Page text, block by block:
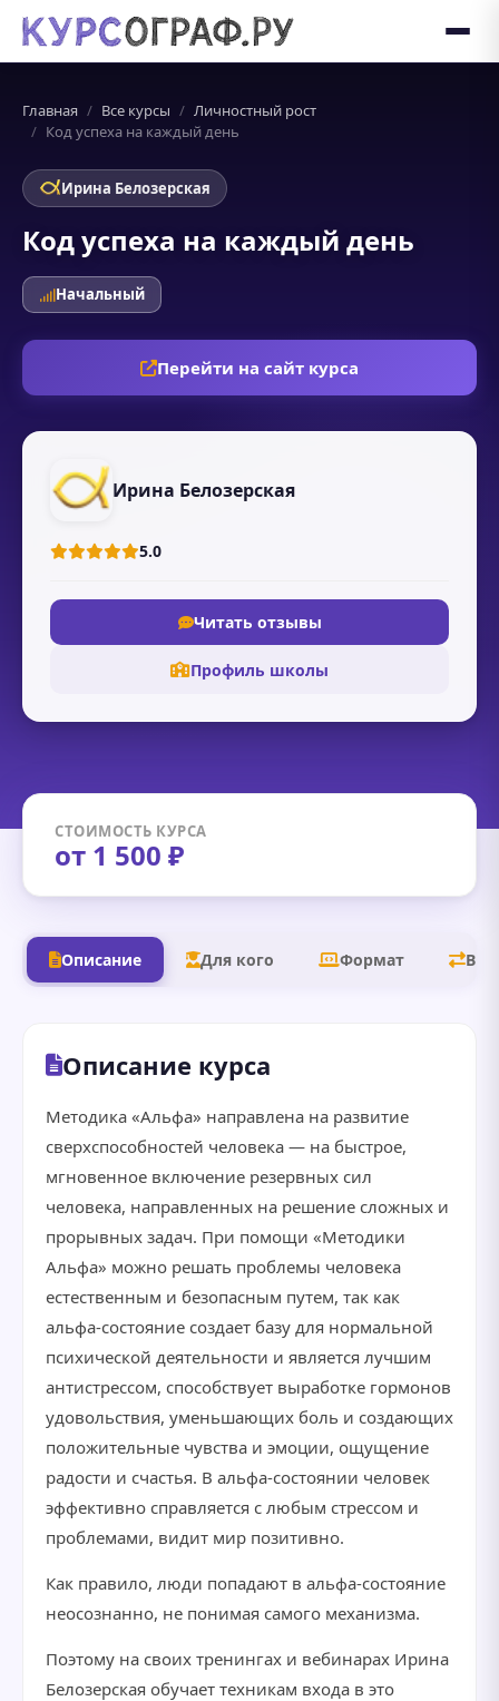
Главная Все курсы
Личностный рост
Код успеха на каждый день
Ирина Белозерская
Код успеха на каждый день
Начальный
Перейти на сайт курса
Ирина Белозерская
5.0
Читать отзывы
Профиль школы
СТОИМОСТЬ КУРСА
от 1 500 ₽
Описание Для кого Формат В
Описание курса
Методика «Альфа» направлена на развитие
сверхспособностей человека — на быстрое,
мгновенное включение резервных сил
человека, направленных на решение сложных и
прорывных задач. При помощи «Методики
Альфа» можно решать проблемы человека
естественным и безопасным путем, так как
альфа-состояние создает базу для нормальной
психической деятельности и является лучшим
антистрессом, способствует выработке гормонов
удовольствия, уменьшающих боль и создающих
положительные чувства и эмоции, ощущение
радости и счастья. В альфа-состоянии человек
эффективно справляется с любым стрессом и
проблемами, видит мир позитивно.
Как правило, люди попадают в альфа-состояние
неосознанно, не понимая самого механизма.
Поэтому на своих тренингах и вебинарах Ирина
Белозерская обучает техникам входа в это